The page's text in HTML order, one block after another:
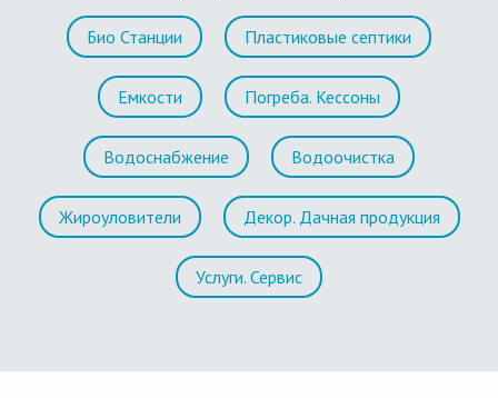
Био Станции Пластиковые септики
Емкости Погреба. Кессоны
Водоснабжение Водоочистка
Жироуловители Декор. Дачная продукция
Услуги. Сервис